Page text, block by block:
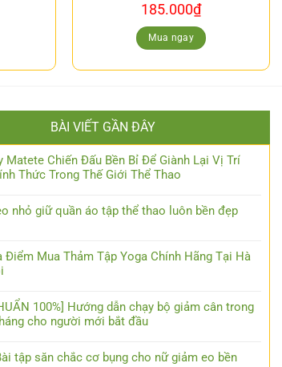
185.000₫
Mua ngay
BÀI VIẾT GẦN ĐÂY
Matete Chiến Đấu Bền Bỉ Để Giành Lại Vị Trí
Thức Trong Thế Giới Thể Thao
nhỏ giữ quần áo tập thể thao luôn bền đẹp
Điểm Mua Thảm Tập Yoga Chính Hãng Tại Hà
100%] Hướng dẫn chạy bộ giảm cân trong
cho người mới bắt đầu
tập săn chắc cơ bụng cho nữ giảm eo bền